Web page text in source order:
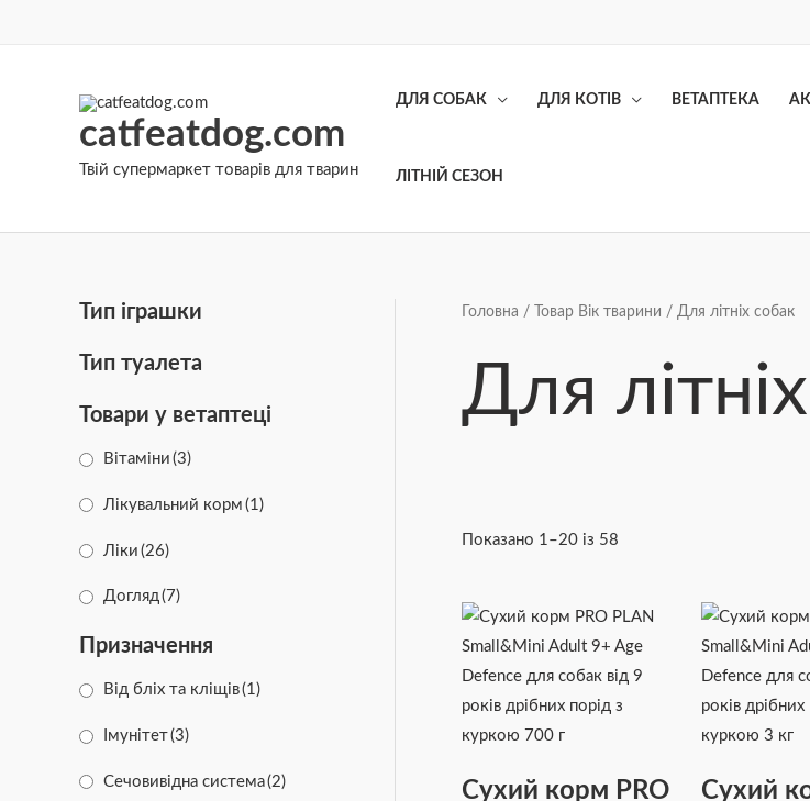
catfeatdog.com
Твій супермаркет товарів для тварин
ДЛЯ СОБАК ДЛЯ КОТІВ ВЕТАПТЕКА
ЛІТНІЙ СЕЗОН
Тип іграшки
Тип туалета
Товари у ветаптеці
Вітаміни (3)
Лікувальний корм (1)
Ліки (26)
Догляд(7)
Призначення
Від бліх та кліщів(1)
Iмунітет(3)
Сечовивідна система(2)
Головна / Товар Вік тварини / Для літніх собак
Для
Показано 1–20 із 58
Сортування
за
найнижчої
до
найвищої
Сухий корм PRO
Сухий